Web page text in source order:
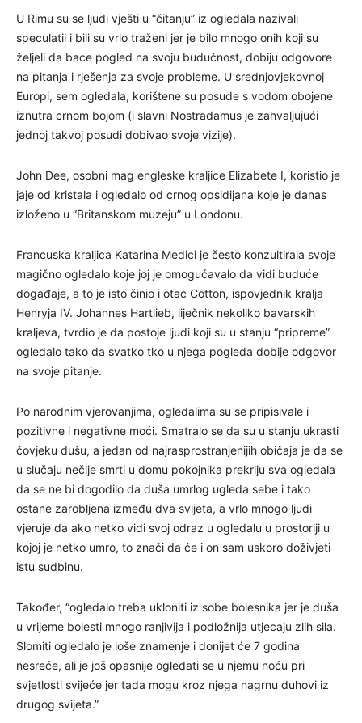
U Rimu su se ljudi vješti u “čitanju” iz ogledala nazivali
speculatii i bili su vrlo traženi jer je bilo mnogo onih koji su
željeli da bace pogled na svoju budućnost, dobiju odgovore
na pitanja i rješenja za svoje probleme. U srednjovjekovnoj
Europi, sem ogledala, korištene su posude s vodom obojene
iznutra crnom bojom (i slavni Nostradamus je zahvaljujući
jednoj takvoj posudi dobivao svoje vizije).
John Dee, osobni mag engleske kraljice Elizabete I, koristio je
jaje od kristala i ogledalo od crnog opsidijana koje je danas
izloženo u “Britanskom muzeju” u Londonu.
Francuska kraljica Katarina Medici je često konzultirala svoje
magično ogledalo koje joj je omogućavalo da vidi buduće
događaje, a to je isto činio i otac Cotton, ispovjednik kralja
Henryja IV. Johannes Hartlieb, liječnik nekoliko bavarskih
kraljeva, tvrdio je da postoje ljudi koji su u stanju “pripreme”
ogledalo tako da svatko tko u njega pogleda dobije odgovor
na svoje pitanje.
Po narodnim vjerovanjima, ogledalima su se pripisivale i
pozitivne i negativne moći. Smatralo se da su u stanju ukrasti
čovjeku dušu, a jedan od najrasprostranjenijih običaja je da se
u slučaju nečije smrti u domu pokojnika prekriju sva ogledala
da se ne bi dogodilo da duša umrlog ugleda sebe i tako
ostane zarobljena između dva svijeta, a vrlo mnogo ljudi
vjeruje da ako netko vidi svoj odraz u ogledalu u prostoriji u
kojoj je netko umro, to znači da će i on sam uskoro doživjeti
istu sudbinu.
Također, “ogledalo treba ukloniti iz sobe bolesnika jer je duša
u vrijeme bolesti mnogo ranjivija i podložnija utjecaju zlih sila.
Slomiti ogledalo je loše znamenje i donijet će 7 godina
nesreće, ali je još opasnije ogledati se u njemu noću pri
svjetlosti svijeće jer tada mogu kroz njega nagrnu duhovi iz
drugog svijeta.”